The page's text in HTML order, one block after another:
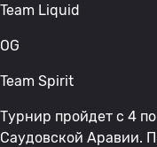
Team Liquid
OG
Team Spirit
Турнир пройдет с 4
Саудовской Аравии.